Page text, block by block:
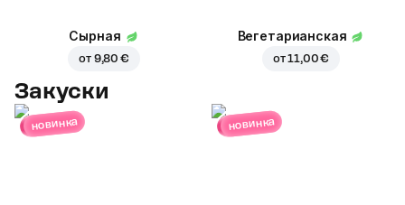
Сырная
от 9,80 €
Вегетарианская
от11,00 €
Закуски
новинка новинка